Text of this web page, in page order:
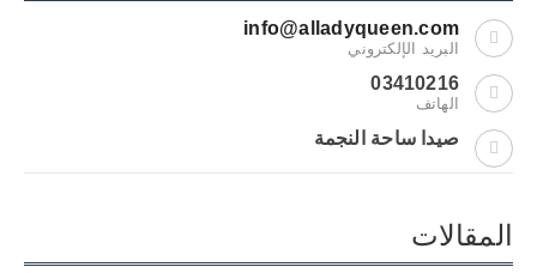
info@alladyqueen.com
البريد الإلكتروني
03410216
الهاتف
صيدا ساحة النجمة
المقالات